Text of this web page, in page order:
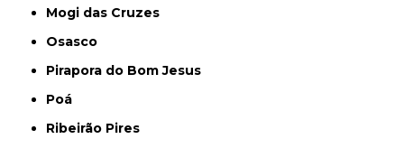
Mogi das Cruzes
Osasco
Pirapora do Bom Jesus
Poá
Ribeirão Pires